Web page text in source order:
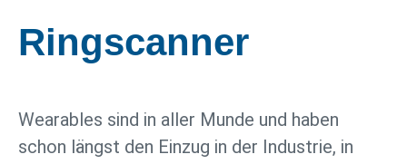
Ringscanner
Wearables sind in aller Munde und haben
schon längst den Einzug in der Industrie, in